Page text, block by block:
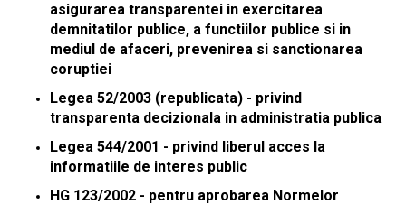
asigurarea transparentei in exercitarea
demnitatilor publice, a functiilor publice si in
mediul de afaceri, prevenirea si sanctionarea
coruptiei
Legea 52/2003 (republicata) - privind
transparenta decizionala in administratia publica
Legea 544/2001 - privind liberul acces la
informatiile de interes public
HG 123/2002 - pentru aprobarea Normelor